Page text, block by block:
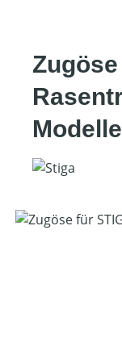
Modelle
Bildergalerie